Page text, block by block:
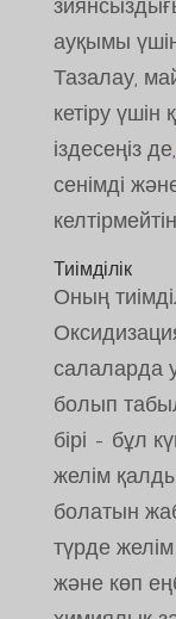
ауқымы
Тазалау,
кетіру үшін
іздесеңіз де,
сенімді
Тиімділік
Оның
салаларда
болып
бірі - бұл
желім
болатын
түрде
және көп